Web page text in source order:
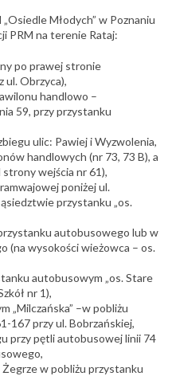
Młodych” w Poznaniu
PRM na terenie Rataj:
po prawej stronie
ul. Obrzyca),
handlowo –
59, przy przystanku
ulic: Pawiej i Wyzwolenia,
handlowych (nr 73, 73 B), a
wejścia nr 61),
poniżej ul.
przystanku „os.
autobusowego lub w
(na wysokości wieżowca – os.
autobusowym „os. Stare
nr 1),
„Milczańska” –w pobliżu
167 przy ul. Bobrzańskiej,
przy pętli autobusowej linii 74
w pobliżu przystanku